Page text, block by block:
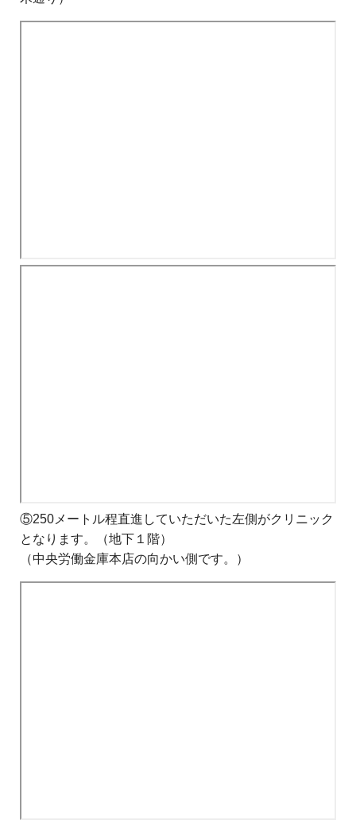
⑤250メートル程直進していただいた左側がクリニック
となります。（地下１階）
（中央労働金庫本店の向かい側です。）